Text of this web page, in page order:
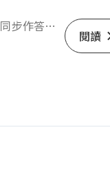
步作答，
閱讀